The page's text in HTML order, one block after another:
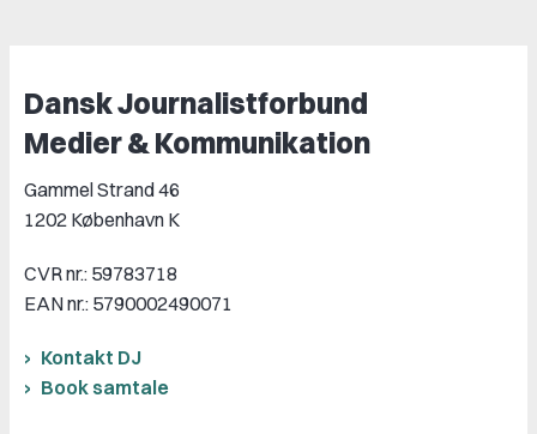
Dansk Journalistforbund
Medier & Kommunikation
Gammel Strand 46
1202 København K
CVR nr.: 59783718
EAN nr.: 5790002490071
Kontakt DJ
Book samtale